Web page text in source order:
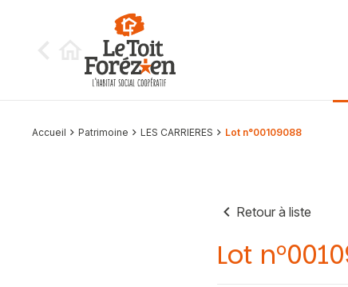
Accueil Patrimoine LES CARRIERES Lot n°00109088
Retour à liste
Lot